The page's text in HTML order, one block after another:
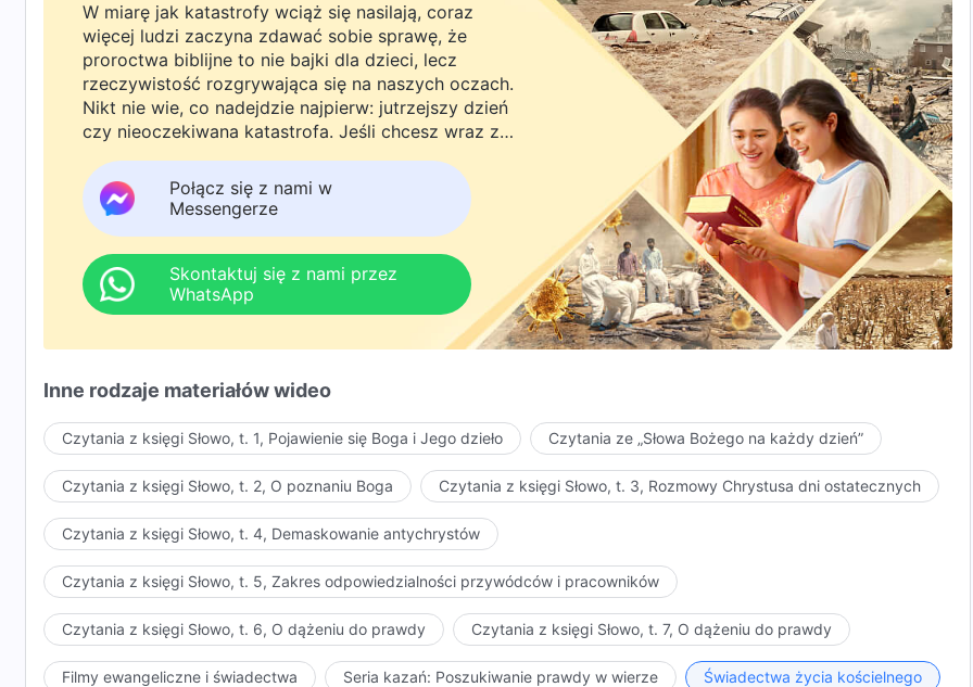
W miarę jak katastrofy wciąż się nasilają, coraz
więcej ludzi zaczyna zdawać sobie sprawę, że
proroctwa biblijne to nie bajki dla dzieci, lecz
rzeczywistość rozgrywająca się na naszych oczach.
Nikt nie wie, co nadejdzie najpierw: jutrzejszy dzień
czy nieoczekiwana katastrofa. Jeśli chcesz wraz z
rodziną powitać powrót Pana i znaleźć
bezpieczeństwo pod Bożą ochroną, kliknij
WhatsAppa lub Messengera, aby dołączyć do
naszej grupy studyjnej. Nie odkładaj tego do jutra.
Połącz się z nami w
Messengerze
Skontaktuj się z nami przez
WhatsApp
Inne rodzaje materiałów wideo
Czytania z księgi Słowo, t. 1, Pojawienie się Boga i Jego dzieło Czytania ze „Słowa Bożego na każdy dzień”
Czytania z księgi Słowo, t. 2, O poznaniu Boga Czytania z księgi Słowo, t. 3, Rozmowy Chrystusa dni ostatecznych
Czytania z księgi Słowo, t. 4, Demaskowanie antychrystów
Czytania z księgi Słowo, t. 5, Zakres odpowiedzialności przywódców i pracowników
Czytania z księgi Słowo, t. 6, O dążeniu do prawdy Czytania z księgi Słowo, t. 7, O dążeniu do prawdy
Filmy ewangeliczne i świadectwa Seria kazań: Poszukiwanie prawdy w wierze Świadectwa życia kościelnego